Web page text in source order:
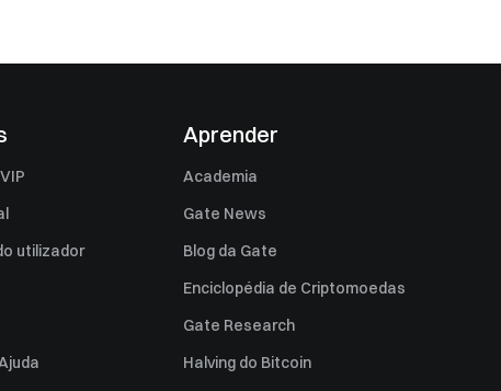
utilizador
Aprender
Academia
Gate News
Blog da Gate
Enciclopédia de Criptomoedas
Gate Research
Halving do Bitcoin